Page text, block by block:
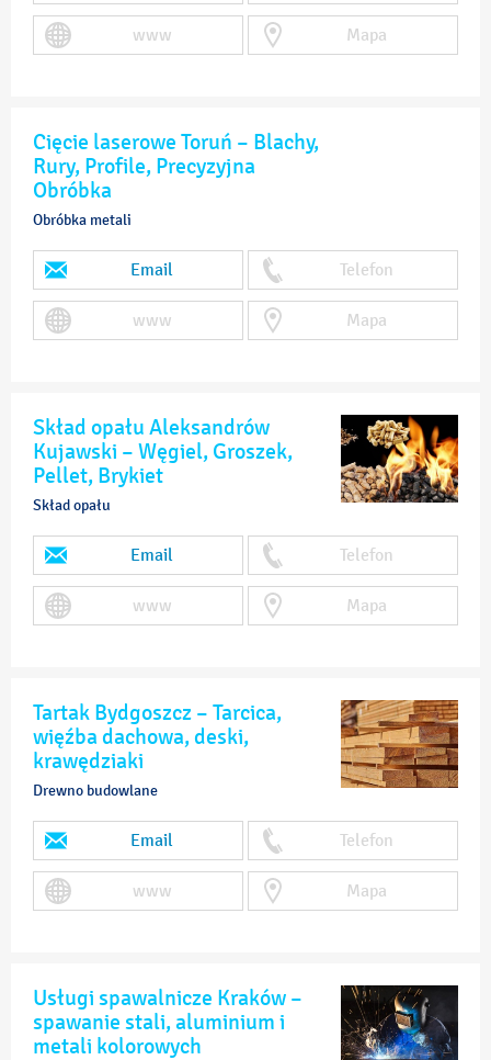
www Mapa
Cięcie laserowe Toruń – Blachy,
Rury, Profile, Precyzyjna
Obróbka
Obróbka metali
Email Telefon
www Mapa
Skład opału Aleksandrów
Kujawski – Węgiel, Groszek,
Pellet, Brykiet
Skład opału
Email Telefon
www Mapa
Tartak Bydgoszcz – Tarcica,
więźba dachowa, deski,
krawędziaki
Drewno budowlane
Email Telefon
www Mapa
Usługi spawalnicze Kraków –
spawanie stali, aluminium i
metali kolorowych